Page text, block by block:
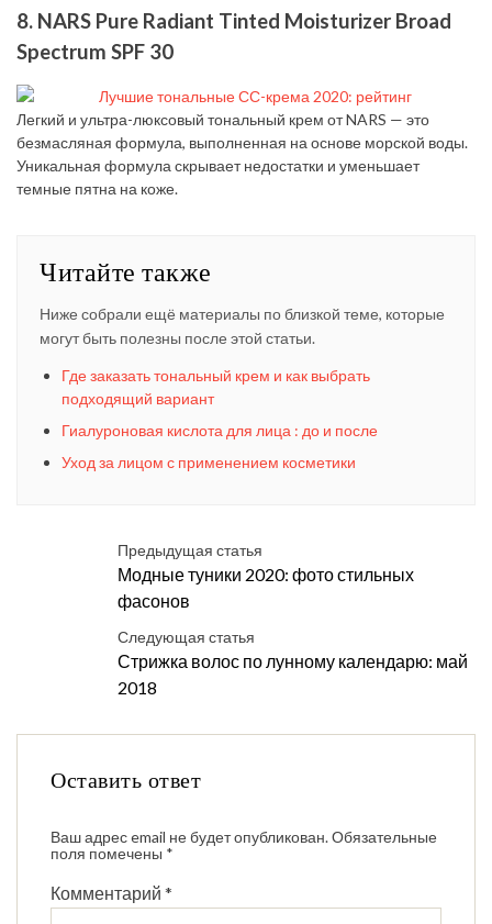
8. NARS Pure Radiant Tinted Moisturizer Broad
Spectrum SPF 30
Легкий и ультра-люксовый тональный крем от NARS — это
безмасляная формула, выполненная на основе морской воды.
Уникальная формула скрывает недостатки и уменьшает
темные пятна на коже.
Читайте также
Ниже собрали ещё материалы по близкой теме, которые
могут быть полезны после этой статьи.
Где заказать тональный крем и как выбрать
подходящий вариант
Гиалуроновая кислота для лица : до и после
Уход за лицом с применением косметики
Предыдущая статья
Модные туники 2020: фото стильных
фасонов
Следующая статья
Стрижка волос по лунному календарю: май
2018
Оставить ответ
Ваш адрес email не будет опубликован.Обязательные
поля помечены *
Комментарий *